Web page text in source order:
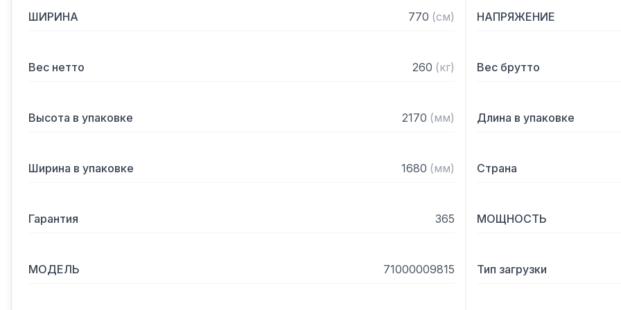
кнопочной электронной
её уровня. Емкость
экономит
рекуператор забирает
не только при горячем,
ШИРИНА 770 (см) НАПРЯЖЕНИЕ
Вес нетто 260 (кг) Вес брутто
Высота в упаковке 2170 (мм) Длина в упаковке
Ширина в упаковке 1680 (мм) Страна
Гарантия 365 МОЩНОСТЬ
МОДЕЛЬ 71000009815 Тип загрузки